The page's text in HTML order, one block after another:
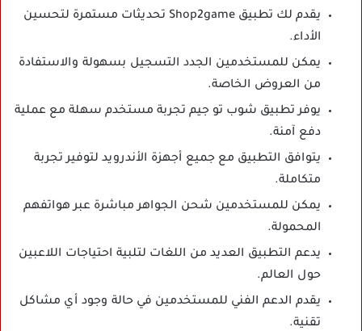
يقدم لك تطبيق Shop2game تحديثات مستمرة لتحسين
الأداء.
يمكن للمستخدمين الجدد التسجيل بسهولة والاستفادة
من العروض الخاصة.
يوفر تطبيق شوب تو جيم تجربة مستخدم سهلة مع عملية
دفع آمنة.
يتوافق التطبيق مع جميع أجهزة الأندرويد لتوفير تجربة
متكاملة.
يمكن للمستخدمين شحن الجواهر مباشرة عبر هواتفهم
المحمولة.
يدعم التطبيق العديد من اللغات لتلبية احتياجات اللاعبين
حول العالم.
يقدم الدعم الفني للمستخدمين في حالة وجود أي مشاكل
تقنية.